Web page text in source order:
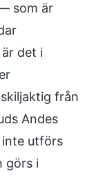
som är
det i
från
Andes
utförs
görs i